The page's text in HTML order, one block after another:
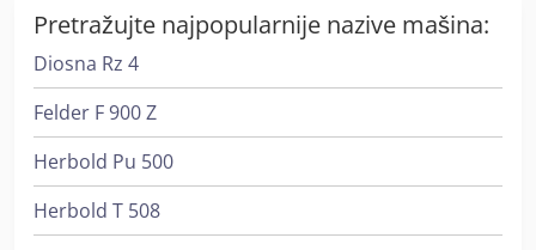
Pretražujte najpopularnije nazive mašina:
Diosna Rz 4
Felder F 900 Z
Herbold Pu 500
Herbold T 508